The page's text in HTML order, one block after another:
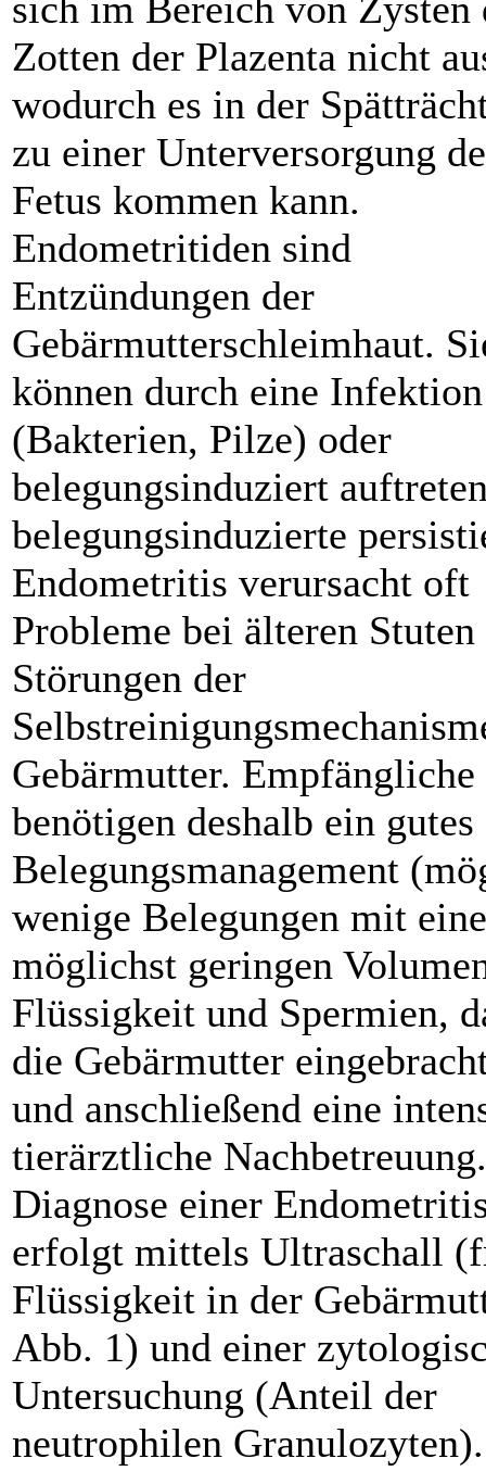
Zotten der Plazenta nicht
wodurch es in der
zu einer Unterversorgung
Fetus kommen kann.
Endometritiden sind
Entzündungen der
Gebärmutterschleimhaut.
können durch eine Infektion
(Bakterien, Pilze) oder
belegungsinduziert
belegungsinduzierte
Endometritis verursacht oft
Probleme bei älteren
Störungen der
Gebärmutter. Empfängliche
benötigen deshalb ein gutes
Belegungsmanagement
wenige Belegungen mit
möglichst geringen
Flüssigkeit und Spermien,
die Gebärmutter
und anschließend eine
tierärztliche
Diagnose einer
erfolgt mittels Ultraschall
Flüssigkeit in der
Abb. 1) und einer
Untersuchung (Anteil der
neutrophilen Granulozyten).